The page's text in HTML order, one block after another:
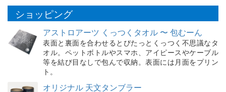
ショッピング
アストロアーツ くっつくタオル 〜 包むーん
表面と裏面を合わせるとぴたっとくっつく不思議なタ
オル。ペットボトルやスマホ、アイピースやケーブル
等を結び目なしで包んで収納。表面には月面をプリン
ト。
オリジナル 天文タンブラー